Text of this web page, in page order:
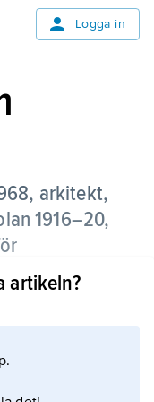
Logga in
arkitekt,
1916–20,
, t.ex. i
artikeln?